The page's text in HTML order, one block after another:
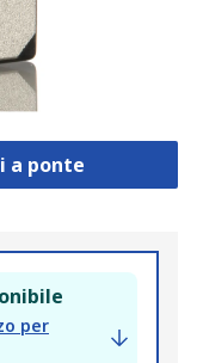
a ponte
per